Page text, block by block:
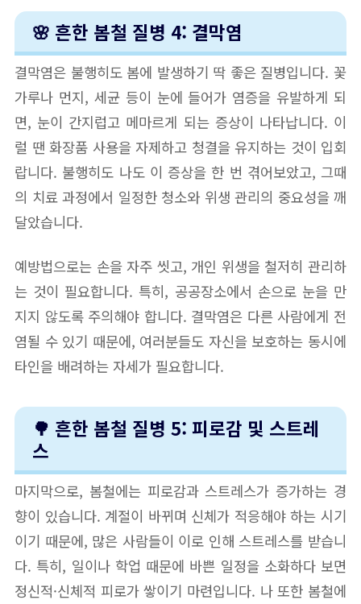
🌸 흔한 봄철 질병 4: 결막염
결막염은 불행히도 봄에 발생하기 딱 좋은 질병입니다. 꽃
가루나 먼지, 세균 등이 눈에 들어가 염증을 유발하게 되
면, 눈이 간지럽고 메마르게 되는 증상이 나타납니다. 이
럴 땐 화장품 사용을 자제하고 청결을 유지하는 것이 입회
랍니다. 불행히도 나도 이 증상을 한 번 겪어보았고, 그때
의 치료 과정에서 일정한 청소와 위생 관리의 중요성을 깨
달았습니다.
예방법으로는 손을 자주 씻고, 개인 위생을 철저히 관리하
는 것이 필요합니다. 특히, 공공장소에서 손으로 눈을 만
지지 않도록 주의해야 합니다. 결막염은 다른 사람에게 전
염될 수 있기 때문에, 여러분들도 자신을 보호하는 동시에
타인을 배려하는 자세가 필요합니다.
🌳 흔한 봄철 질병 5: 피로감 및 스트레
스
마지막으로, 봄철에는 피로감과 스트레스가 증가하는 경
향이 있습니다. 계절이 바뀌며 신체가 적응해야 하는 시기
이기 때문에, 많은 사람들이 이로 인해 스트레스를 받습니
다. 특히, 일이나 학업 때문에 바쁜 일정을 소화하다 보면
정신적·신체적 피로가 쌓이기 마련입니다. 나 또한 봄철에